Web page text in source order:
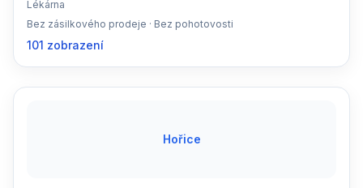
Lékárna
Bez zásilkového prodeje · Bez pohotovosti
101 zobrazení
Hořice